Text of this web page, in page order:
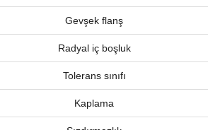
Gevşek flanş
Radyal iç boşluk
Tolerans sınıfı
Kaplama